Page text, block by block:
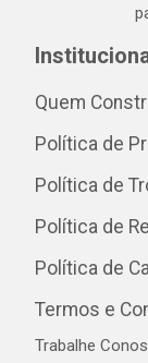
Quem
Política de
Política de
Política de
Política de
Termos e
Trabalhe